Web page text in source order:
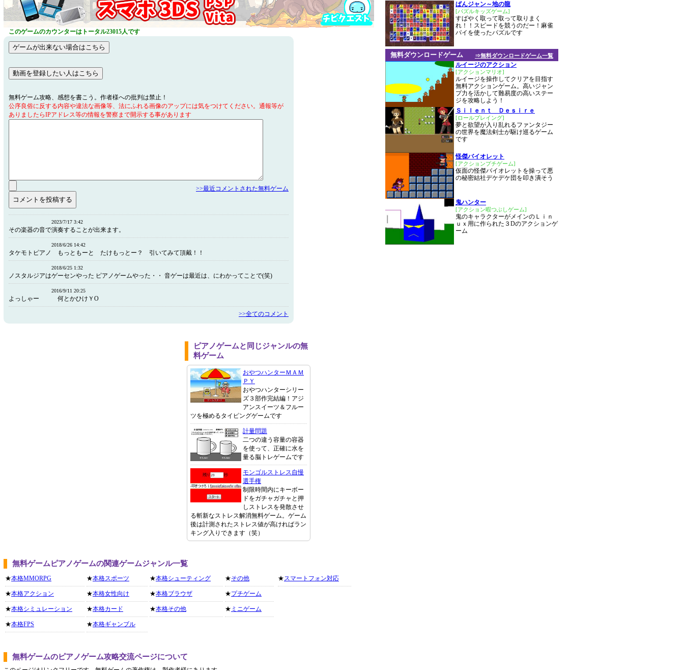
このゲームのカウンターはトータル23015人です
無料ゲーム攻略、感想を書こう。作者様への批判は禁止！
公序良俗に反する内容や違法な画像等、法にふれる画像のアップには気をつけてください。通報等が
ありましたらIPアドレス等の情報を警察まで開示する事があります
>>最近コメントされた無料ゲーム
2023/7/17 3:42
その楽器の音で演奏することが出来ます。
2018/6/26 14:42
タケモトピアノ もっともーと たけもっとー？ 引いてみて頂戴！！
2018/6/25 1:32
ノスタルジアはゲーセンやった ピアノゲームやった・・ 音ゲーは最近は、にわかってことで(笑)
2016/9/11 20:25
よっしゃー 何とかひけＹО
>>全てのコメント
ピアノゲームと同じジャンルの無
料ゲーム
おやつハンターＭＡＭ
ＰＹ
おやつハンターシリー
ズ３部作完結編！アジ
アンスイーツ＆フルー
ツを極めるタイピングゲームです
計量問題
二つの違う容量の容器
を使って、正確に水を
量る脳トレゲームです
モンゴルストレス自慢
選手権
制限時間内にキーボー
ドをガチャガチャと押
しストレスを発散させ
る斬新なストレス解消無料ゲーム。ゲーム
後は計測されたストレス値が高ければラン
キング入りできます（笑）
無料ゲームピアノゲームの関連ゲームジャンル一覧
★本格MMORPG
★本格アクション
★本格シミュレーション
★本格FPS
★本格スポーツ
★本格女性向け
★本格カード
★本格ギャンブル
★本格シューティング
★本格ブラウザ
★本格その他
★その他
★プチゲーム
★ ミニゲーム
★スマートフォン対応
無料ゲームのピアノゲーム攻略交流ページについて
ぱんジャン～地の龍
[パズルキッズゲーム]
すばやく取って取って取りまく
れ！！スピードを競うのだー！麻雀
パイを使ったパズルです
⇒無料ダウンロードゲーム一覧
無料ダウンロードゲーム
ルイージのアクション
[アクションマリオ]
ルイージを操作してクリアを目指す
無料アクションゲーム。高いジャン
プ力を活かして難易度の高いステー
ジを攻略しよう！
Ｓｉｌｅｎｔ Ｄｅｓｉｒｅ
[ロールプレイング]
夢と欲望が入り乱れるファンタジー
の世界を魔法剣士が駆け巡るゲーム
です
怪傑バイオレット
[アクションプチゲーム]
仮面の怪傑バイオレットを操って悪
の秘密結社デケデケ団を叩き潰そう
鬼ハンター
[アクション暇つぶしゲーム]
鬼のキャラクターがメインのＬｉｎ
ｕｘ用に作られた３Dのアクションゲ
ーム